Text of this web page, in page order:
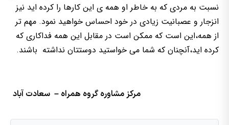
نسبت به مردی که به خاطر او همه ی این کارها را کرده اید نیز
انزجار و عصبانیت زیادی در خود احساس خواهید نمود. مهم تر
از همه،این است که ممکن است در مقابل این همه فداکاری که
کرده اید،آنچنان که شما می خواستید دوستتان نداشته باشند.
مرکز مشاوره گروه همراه – سعادت آباد